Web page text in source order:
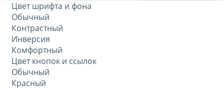
Цвет шрифта и фона
Обычный
Контрастный
Инверсия
Комфортный
Цвет кнопок и ссылок
Обычный
Красный